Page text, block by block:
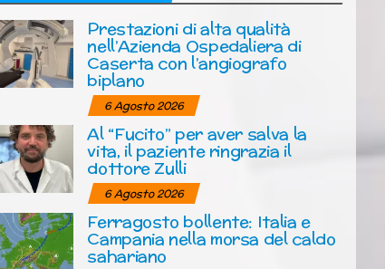
Prestazioni di alta qualità
nell’Azienda Ospedaliera di
Caserta con l’angiografo
biplano
6 Agosto 2026
Al “Fucito” per aver salva la
vita, il paziente ringrazia il
dottore Zulli
6 Agosto 2026
Ferragosto bollente: Italia e
Campania nella morsa del caldo
sahariano